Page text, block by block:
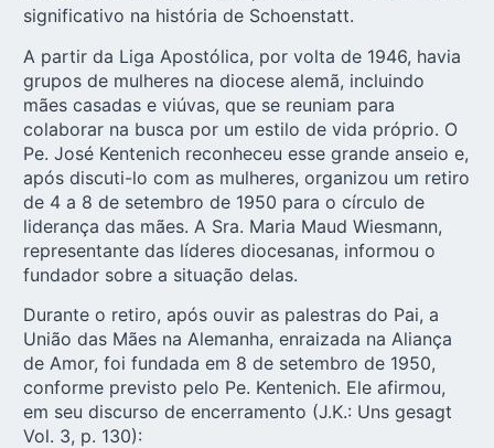
significativo na história de Schoenstatt.
A partir da Liga Apostólica, por volta de 1946, havia
grupos de mulheres na diocese alemã, incluindo
mães casadas e viúvas, que se reuniam para
colaborar na busca por um estilo de vida próprio. O
Pe. José Kentenich reconheceu esse grande anseio e,
após discuti-lo com as mulheres, organizou um retiro
de 4 a 8 de setembro de 1950 para o círculo de
liderança das mães. A Sra. Maria Maud Wiesmann,
representante das líderes diocesanas, informou o
fundador sobre a situação delas.
Durante o retiro, após ouvir as palestras do Pai, a
União das Mães na Alemanha, enraizada na Aliança
de Amor, foi fundada em 8 de setembro de 1950,
conforme previsto pelo Pe. Kentenich. Ele afirmou,
em seu discurso de encerramento (J.K.: Uns gesagt
Vol. 3, p. 130):